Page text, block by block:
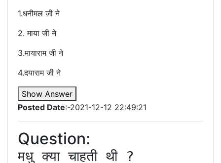
1.धनीमल जी ने
2. माया जी ने
3.मायाराम जी ने
4.दयाराम जी ने
Show Answer
Posted Date:-2021-12-12 22:49:21
Question:
मधु क्या चाहती थी ?